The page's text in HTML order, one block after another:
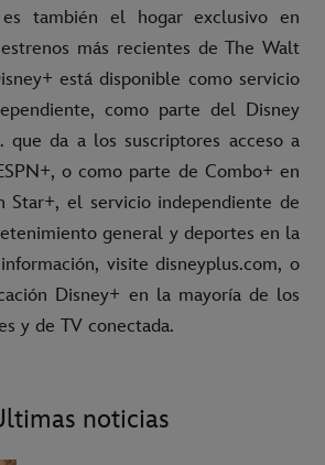
es también el hogar exclusivo en
más recientes de The Walt
está disponible como servicio
como parte del Disney
que da a los suscriptores acceso a
o como parte de Combo+ en
Star+, el servicio independiente de
general y deportes en la
visite disneyplus.com, o
Disney+ en la mayoría de los
y de TV conectada.
noticias